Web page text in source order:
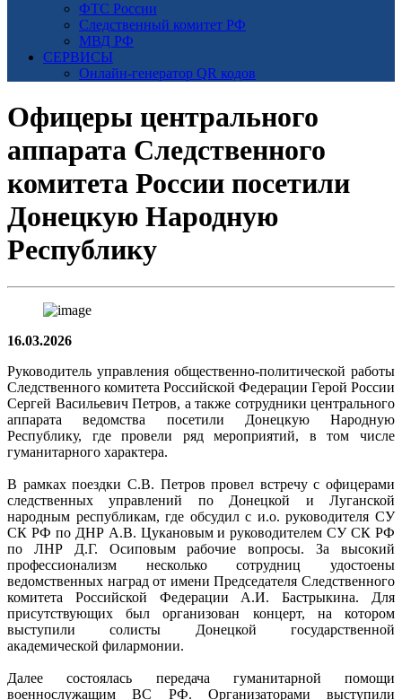
ФТС России
Следственный комитет РФ
МВД РФ
СЕРВИСЫ
Онлайн-генератор QR кодов
Офицеры центрального
аппарата Следственного
комитета России посетили
Донецкую Народную
Республику
16.03.2026
Руководитель управления общественно-политической работы
Следственного комитета Российской Федерации Герой России
Сергей Васильевич Петров, а также сотрудники центрального
аппарата ведомства посетили Донецкую Народную
Республику, где провели ряд мероприятий, в том числе
гуманитарного характера.
В рамках поездки С.В. Петров провел встречу с офицерами
следственных управлений по Донецкой и Луганской
народным республикам, где обсудил с и.о. руководителя СУ
СК РФ по ДНР А.В. Цукановым и руководителем СУ СК РФ
по ЛНР Д.Г. Осиповым рабочие вопросы. За высокий
профессионализм несколько сотрудниц удостоены
ведомственных наград от имени Председателя Следственного
комитета Российской Федерации А.И. Бастрыкина. Для
присутствующих был организован концерт, на котором
выступили солисты Донецкой государственной
академической филармонии.
Далее состоялась передача гуманитарной помощи
военнослужащим ВС РФ. Организаторами выступили